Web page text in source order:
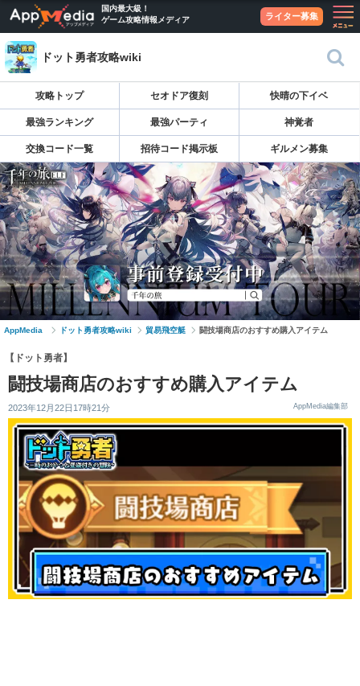
国内最大級！
ゲーム攻略情報メディア
ライター募集
ドット勇者攻略wiki
攻略トップ セオドア復刻 快晴の下イベ
最強ランキング 最強パーティ 神覚者
交換コード一覧 招待コード掲示板 ギルメン募集
AppMedia ドット勇者攻略wiki 貿易飛空艇 闘技場商店のおすすめ購入アイテム
【ドット勇者】
闘技場商店のおすすめ購入アイテム
2023年12月22日17時21分 AppMedia編集部